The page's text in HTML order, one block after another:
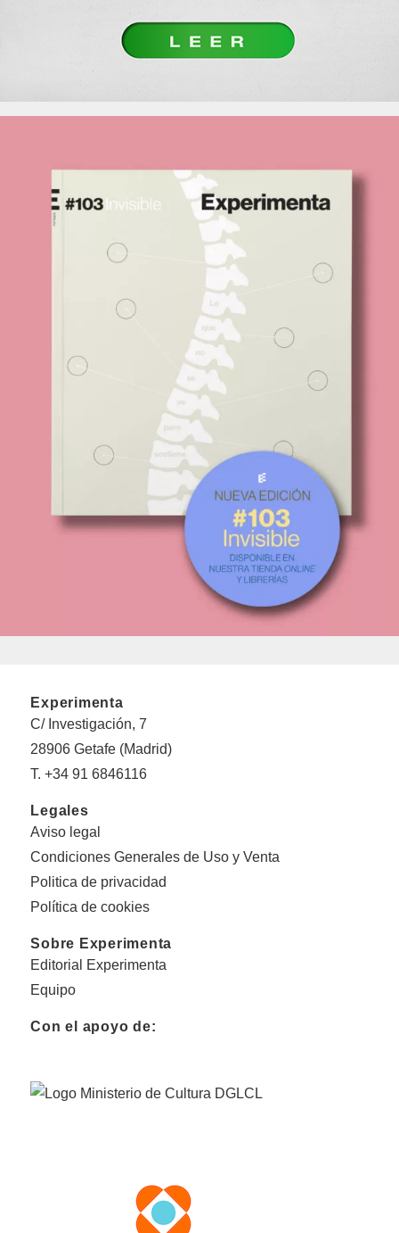
Experimenta
C/ Investigación, 7
28906 Getafe (Madrid)
T. +34 91 6846116
Legales
Aviso legal
Condiciones Generales de Uso y Venta
Politica de privacidad
Política de cookies
Sobre Experimenta
Editorial Experimenta
Equipo
Con el apoyo de: